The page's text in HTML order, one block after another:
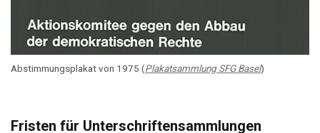
Abstimmungsplakat von 1975 (Plakatsammlung SFG Basel)
Fristen für Unterschriftensammlungen